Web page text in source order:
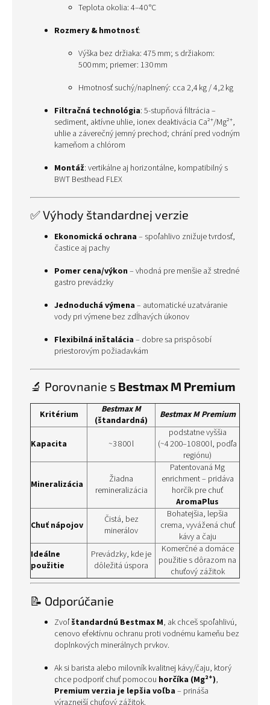
Teplota okolia: 4–40 °C
Rozmery & hmotnosť:
Výška bez držiaka: 475 mm; s držiakom:
500 mm; priemer: 130 mm
Hmotnosť suchý/naplnený: cca 2,4 kg / 4,2 kg
Filtračná technológia: 5-stupňová filtrácia –
sediment, aktívne uhlie, ionex deaktivácia Ca²⁺/Mg²⁺,
uhlie a záverečný jemný prechod; chrání pred vodným
kameňom a chlórom
Montáž: vertikálne aj horizontálne, kompatibilný s
BWT Besthead FLEX
✅ Výhody štandardnej verzie
Ekonomická ochrana – spoľahlivo znižuje tvrdosť,
častice aj pachy
Pomer cena/výkon – vhodná pre menšie až stredné
gastro prevádzky
Jednoduchá výmena – automatické uzatváranie
vody pri výmene bez zdĺhavých úkonov
Flexibilná inštalácia – dobre sa prispôsobí
priestorovým požiadavkám
🔬 Porovnanie s Bestmax M Premium
Kritérium
Bestmax M
(štandardná)
Bestmax M Premium
Kapacita ~3 800 l
podstatne vyššia
(~4 200–10 800 l, podľa
regiónu)
Mineralizácia
Žiadna
remineralizácia
Patentovaná Mg
enrichment – pridáva
horčík pre chuť
AromaPlus
Chuť nápojov
Čistá, bez
minerálov
Bohatejšia, lepšia
crema, vyvážená chuť
kávy a čaju
Ideálne
použitie
Prevádzky, kde je
dôležitá úspora
Komerčné a domáce
použitie s dôrazom na
chuťový zážitok
📝 Odporúčanie
Zvoľštandardnú Bestmax M, ak chceš spoľahlivú,
cenovo efektívnu ochranu proti vodnému kameňu bez
doplnkových minerálnych prvkov.
Ak si barista alebo milovník kvalitnej kávy/čaju, ktorý
chce podporiť chuť pomocou horčíka (Mg²⁺),
Premium verzia je lepšia voľba – prináša